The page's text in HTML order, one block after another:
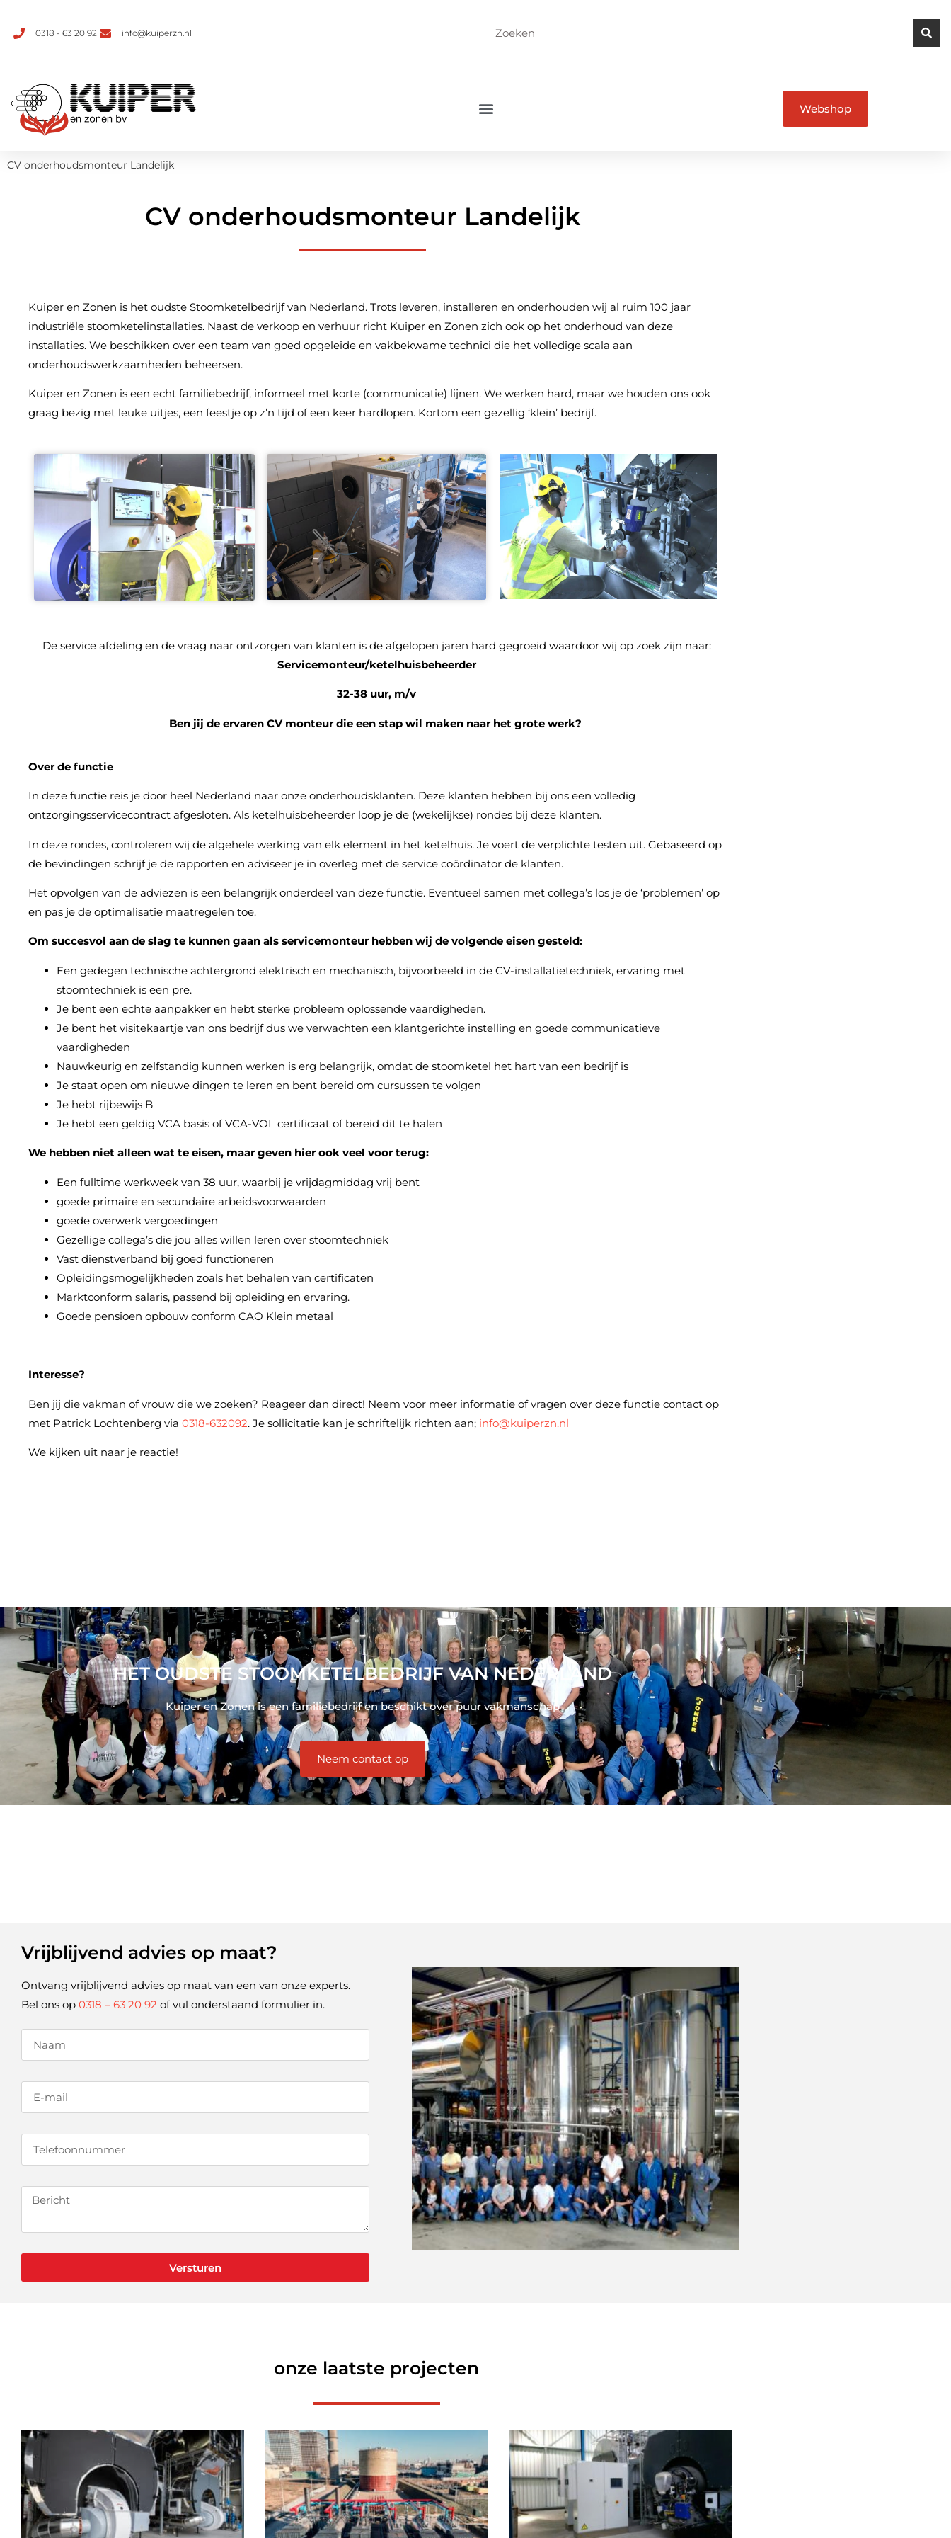
0318 - 63 20 92 info@kuiperzn.nl
Webshop
CV onderhoudsmonteur Landelijk
CV onderhoudsmonteur Landelijk
Kuiper en Zonen is het oudste Stoomketelbedrijf van Nederland. Trots leveren, installeren en onderhouden wij al ruim 100 jaar
industriële stoomketelinstallaties. Naast de verkoop en verhuur richt Kuiper en Zonen zich ook op het onderhoud van deze
installaties. We beschikken over een team van goed opgeleide en vakbekwame technici die het volledige scala aan
onderhoudswerkzaamheden beheersen.
Kuiper en Zonen is een echt familiebedrijf, informeel met korte (communicatie) lijnen. We werken hard, maar we houden ons ook
graag bezig met leuke uitjes, een feestje op z’n tijd of een keer hardlopen. Kortom een gezellig ‘klein’ bedrijf.
De service afdeling en de vraag naar ontzorgen van klanten is de afgelopen jaren hard gegroeid waardoor wij op zoek zijn naar:
Servicemonteur/ketelhuisbeheerder
32-38 uur, m/v
Ben jij de ervaren CV monteur die een stap wil maken naar het grote werk?
Over de functie
In deze functie reis je door heel Nederland naar onze onderhoudsklanten. Deze klanten hebben bij ons een volledig
ontzorgingsservicecontract afgesloten. Als ketelhuisbeheerder loop je de (wekelijkse) rondes bij deze klanten.
In deze rondes, controleren wij de algehele werking van elk element in het ketelhuis. Je voert de verplichte testen uit. Gebaseerd op
de bevindingen schrijf je de rapporten en adviseer je in overleg met de service coördinator de klanten.
Het opvolgen van de adviezen is een belangrijk onderdeel van deze functie. Eventueel samen met collega’s los je de ‘problemen’ op
en pas je de optimalisatie maatregelen toe.
Om succesvol aan de slag te kunnen gaan als servicemonteur hebben wij de volgende eisen gesteld:
Een gedegen technische achtergrond elektrisch en mechanisch, bijvoorbeeld in de CV-installatietechniek, ervaring met
stoomtechniek is een pre.
Je bent een echte aanpakker en hebt sterke probleem oplossende vaardigheden.
Je bent het visitekaartje van ons bedrijf dus we verwachten een klantgerichte instelling en goede communicatieve
vaardigheden
Nauwkeurig en zelfstandig kunnen werken is erg belangrijk, omdat de stoomketel het hart van een bedrijf is
Je staat open om nieuwe dingen te leren en bent bereid om cursussen te volgen
Je hebt rijbewijs B
Je hebt een geldig VCA basis of VCA-VOL certificaat of bereid dit te halen
We hebben niet alleen wat te eisen, maar geven hier ook veel voor terug:
Een fulltime werkweek van 38 uur, waarbij je vrijdagmiddag vrij bent
goede primaire en secundaire arbeidsvoorwaarden
goede overwerk vergoedingen
Gezellige collega’s die jou alles willen leren over stoomtechniek
Vast dienstverband bij goed functioneren
Opleidingsmogelijkheden zoals het behalen van certificaten
Marktconform salaris, passend bij opleiding en ervaring.
Goede pensioen opbouw conform CAO Klein metaal
Interesse?
Ben jij die vakman of vrouw die we zoeken? Reageer dan direct! Neem voor meer informatie of vragen over deze functie contact op
met Patrick Lochtenberg via 0318-632092. Je sollicitatie kan je schriftelijk richten aan; info@kuiperzn.nl
We kijken uit naar je reactie!
HET OUDSTE STOOMKETELBEDRIJF VAN NEDERLAND
Kuiper en Zonen is een familiebedrijf en beschikt over puur vakmanschap
Neem contact op
Vrijblijvend advies op maat?
Ontvang vrijblijvend advies op maat van een van onze experts.
Bel ons op 0318 – 63 20 92 of vul onderstaand formulier in.
Versturen
onze laatste projecten